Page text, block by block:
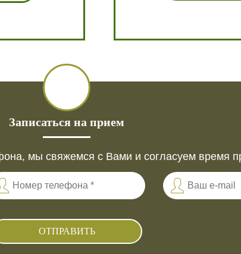
Записаться на прием
мы свяжемся с Вами и согласуем время